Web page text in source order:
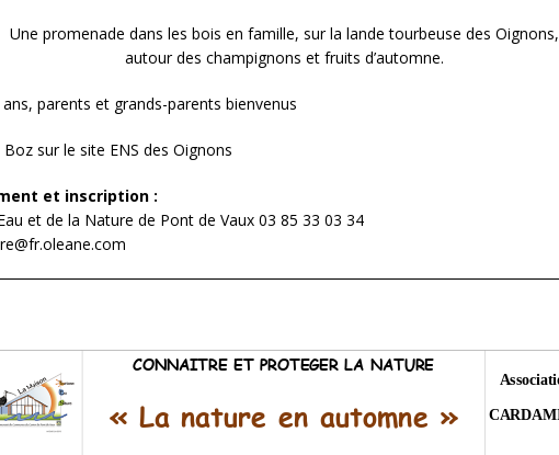
Une promenade dans les bois en famille, sur la lande tourbeuse des Oignons,
autour des champignons et fruits d’automne.
parents et grands-parents bienvenus
Boz sur le site ENS des Oignons
et inscription :
et de la Nature de Pont de Vaux 03 85 33 03 34